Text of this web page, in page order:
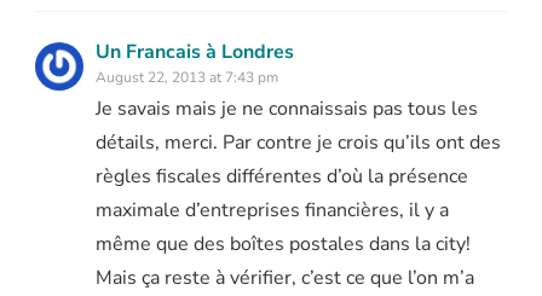
Un Francais à Londres
August 22, 2013 at 7:43 pm
Je savais mais je ne connaissais pas tous les
détails, merci. Par contre je crois qu’ils ont des
règles fiscales différentes d’où la présence
maximale d’entreprises financières, il y a
même que des boîtes postales dans la city!
Mais ça reste à vérifier, c’est ce que l’on m’a